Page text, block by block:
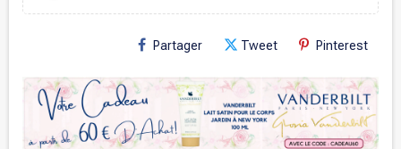
Partager Tweet Pinterest